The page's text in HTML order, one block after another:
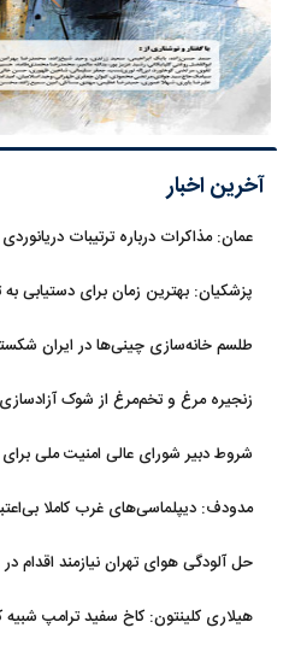
آخرین اخبار
عمان: مذاکرات درباره ترتیبات
پزشکیان‌: بهترین زمان برای دستیابی
طلسم خانه‌سازی چینی‌ها در ایران
زنجیره مرغ و تخم‌مرغ از شوک آزادسازی
شروط دبیر شورای عالی امنیت ملی
مدودف: دیپلماسی‌های غرب کاملا
حل آلودگی هوای تهران نیازمند
هیلاری کلینتون: کاخ سفید ترامپ